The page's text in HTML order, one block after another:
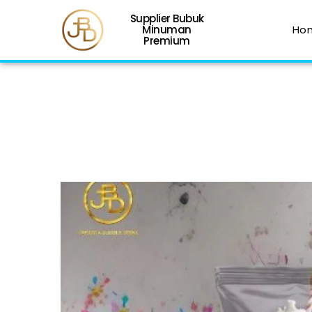
Supplier Bubuk
Minuman
Premium